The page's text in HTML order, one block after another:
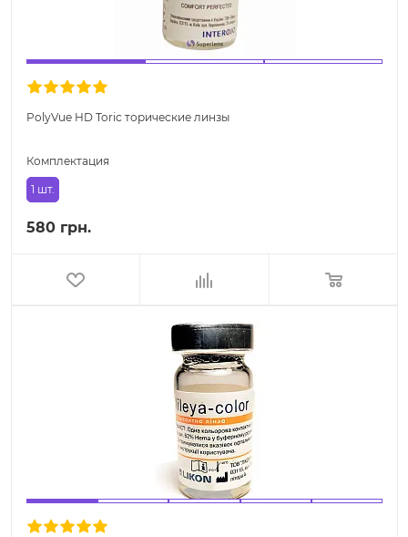
PolyVue HD Toric торические линзы
Комплектация
1 шт.
580 грн.